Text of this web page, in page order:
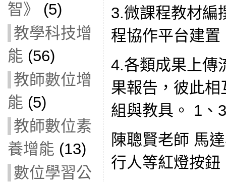
智》
(5)
教學科技增
能 (56)
教師數位增
能 (5)
教師數位素
養增能 (13)
數位學習公
3.微課程教材編
程協作平台建置
4.各類成果上傳
果報告，彼此
組與教具。 1、
陳聰賢老師 馬
行人等紅燈按鈕